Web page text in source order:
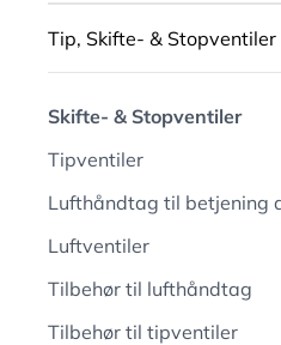
Tip, Skifte- & Stopventiler
Skifte- & Stopventiler
Tipventiler
Lufthåndtag til betjening
Luftventiler
Tilbehør til lufthåndtag
Tilbehør til tipventiler